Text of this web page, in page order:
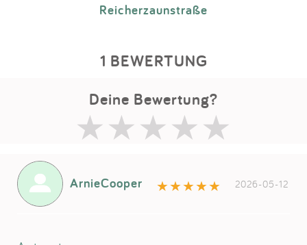
Reicherzaunstraße
1 BEWERTUNG
Deine Bewertung?
ArnieCooper 2026-05-12